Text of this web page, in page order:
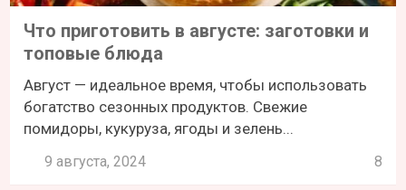
Что приготовить в августе: заготовки и
топовые блюда
Август — идеальное время, чтобы использовать
богатство сезонных продуктов. Свежие
помидоры, кукуруза, ягоды и зелень...
9 августа, 2024 8